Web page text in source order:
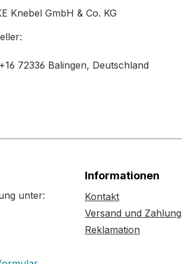
Knebel GmbH & Co. KG
72336 Balingen, Deutschland
unter:
Informationen
Kontakt
Versand und Zahlung
Reklamation